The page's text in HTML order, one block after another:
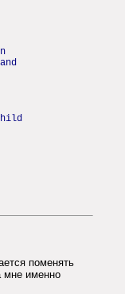
поменять
мне именно